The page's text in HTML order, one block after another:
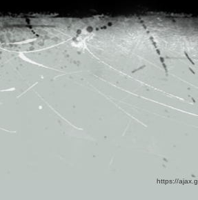
https://